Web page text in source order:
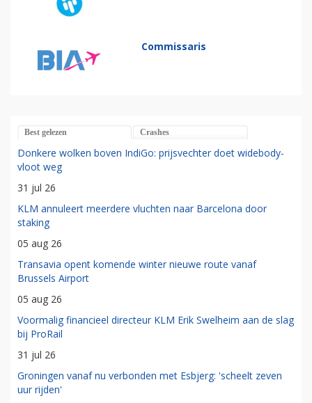
Commissaris
Best gelezen Crashes
Donkere wolken boven IndiGo: prijsvechter doet widebody-
vloot weg
31 jul 26
KLM annuleert meerdere vluchten naar Barcelona door
staking
05 aug 26
Transavia opent komende winter nieuwe route vanaf
Brussels Airport
05 aug 26
Voormalig financieel directeur KLM Erik Swelheim aan de slag
bij ProRail
31 jul 26
Groningen vanaf nu verbonden met Esbjerg: 'scheelt zeven
uur rijden'